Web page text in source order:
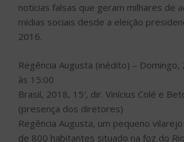
notícias falsas que geram milhares de
mídias sociais desde a eleição
2016.
Regência Augusta (inédito) –
às 15:00
Brasil, 2018, 15′, dir. Vinícius Colé e
(presença dos diretores)
Regência Augusta, um pequeno
de 800 habitantes situado na foz do